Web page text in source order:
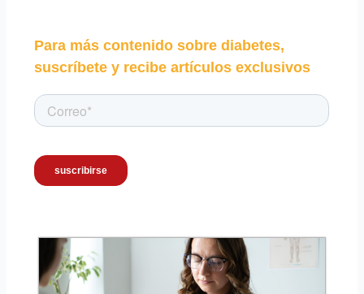
Para más contenido sobre diabetes,
suscríbete y recibe artículos exclusivos